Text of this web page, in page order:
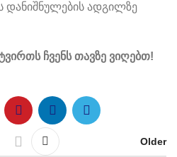
ადგილზე
ჩვენს თავზე ვიღებთ!
Older